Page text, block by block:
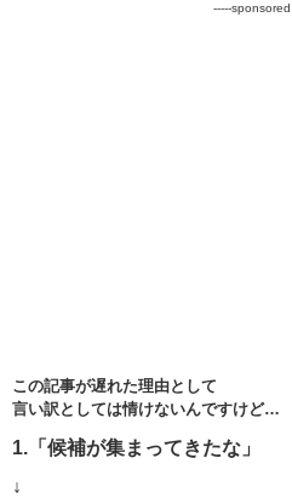
-----sponsored
この記事が遅れた理由として
言い訳としては情けないんですけど…
1.「候補が集まってきたな」
↓